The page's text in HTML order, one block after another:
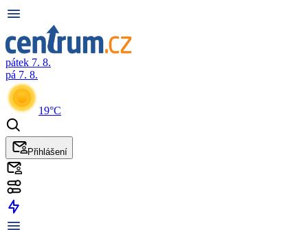
pátek 7. 8.
pá 7. 8.
19°C
Přihlášení